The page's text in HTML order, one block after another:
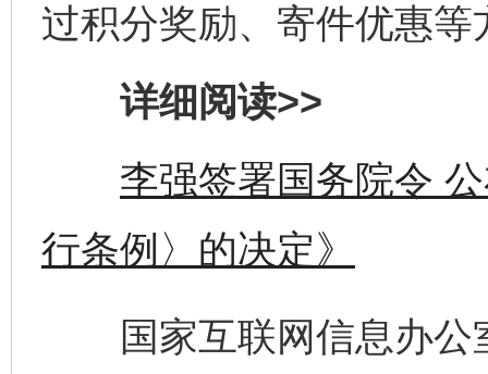
过积分奖励、寄件优惠
详细阅读>>
李强签署国务院令
行条例〉的决定》
国家互联网信息办公